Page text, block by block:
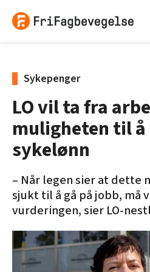
Sykepenger
LO vil ta fra
muligheten til
sykelønn
– Når legen sier at dette
sjukt til å gå på jobb, må
vurderingen, sier LO-